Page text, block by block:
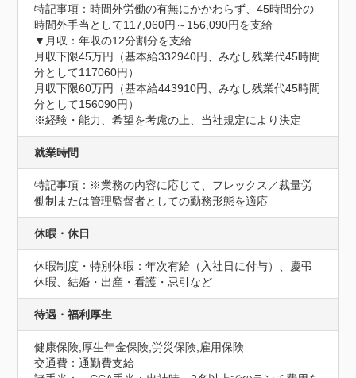
特記事項：時間外労働の有無にかかわらず、45時間分の
時間外手当として117,060円～156,090円を支給
▼月収：年収の12分割分を支給
月収下限45万円（基本給332940円、みなし残業代45時間
分として117060円）
月収下限60万円（基本給443910円、みなし残業代45時間
分として156090円）
※経験・能力、希望を考慮の上、当社規定により決定
就業時間
特記事項：※業務の内容に応じて、フレックス／裁量労
働制または管理監督者としての勤務形態を適応
休暇・休日
休暇制度・特別休暇：年次有給（入社日に付与）、慶弔
休暇、結婚・出産・看護・忌引など
待遇・福利厚生
健康保険,厚生年金保険,労災保険,雇用保険
交通費：通勤費支給